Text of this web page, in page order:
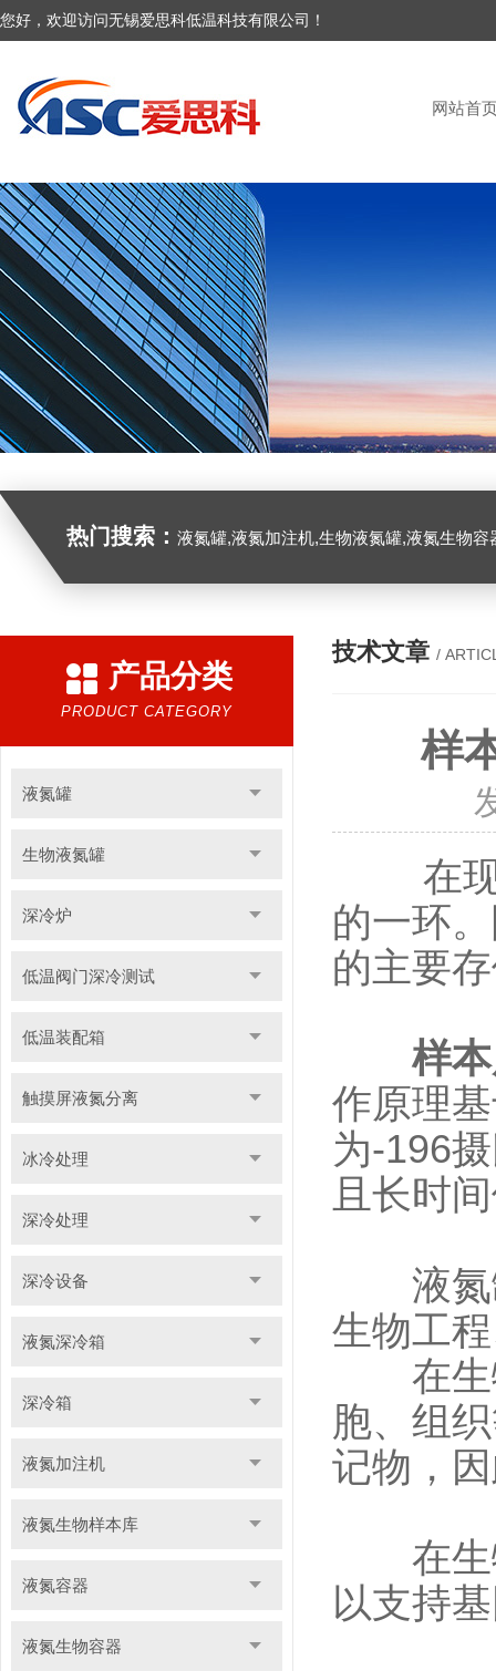
您好，欢迎访问无锡爱思科低温科技有限公司！
网站首
热门搜索： 液氮罐,液氮加注机,生物液氮罐,液氮生物容器,
产品分类
PRODUCT CATEGORY
液氮罐
生物液氮罐
深冷炉
低温阀门深冷测试
低温装配箱
触摸屏液氮分离
冰冷处理
深冷处理
深冷设备
液氮深冷箱
深冷箱
液氮加注机
液氮生物样本库
液氮容器
液氮生物容器
技术文章 /
样
在现代
的一环
的主要
样
作原理
为-196
且长时
液氮罐
生物工
在生物
胞、组
记物，
在生物
以支持